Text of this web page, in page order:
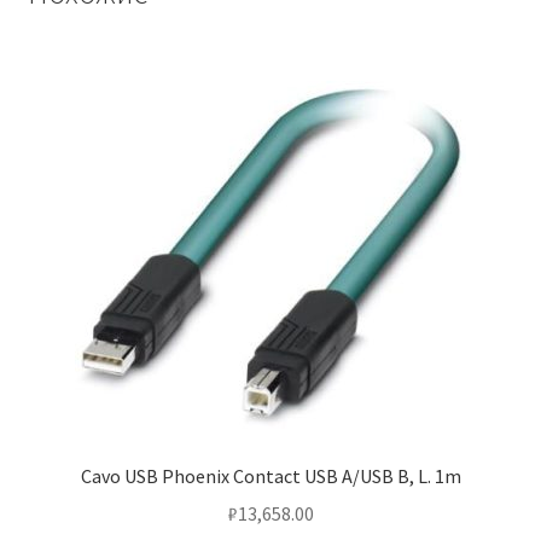
Cavo USB Phoenix Contact USB A/USB B, L. 1m
₽13,658.00